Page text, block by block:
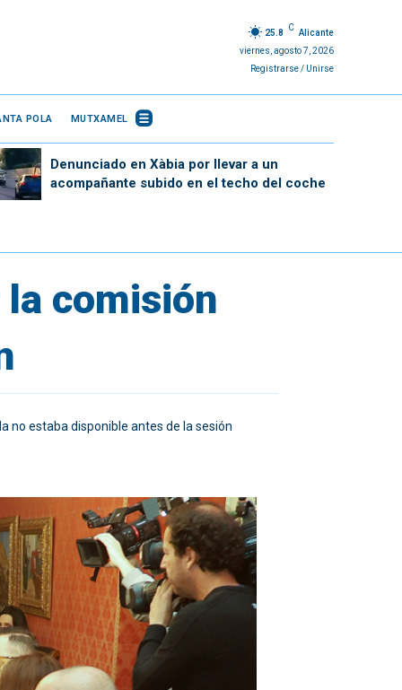
25.8
C
Alicante
viernes, agosto 7, 2026
Registrarse / Unirse
POLA MUTXAMEL
Denunciado en Xàbia por llevar a un
acompañante subido en el techo del coche
comisión
no estaba disponible antes de la sesión